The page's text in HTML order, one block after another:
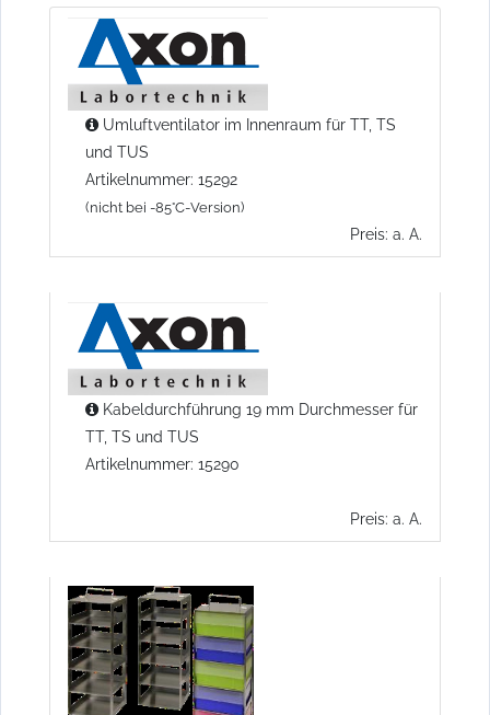
Umluftventilator im Innenraum für TT, TS
und TUS
Artikelnummer: 15292
(nicht bei -85°C-Version)
Preis: a. A.
Kabeldurchführung 19 mm Durchmesser für
TT, TS und TUS
Artikelnummer: 15290
Preis: a. A.